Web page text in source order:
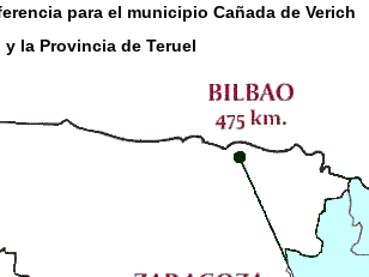
para el municipio Cañada de Verich
y la Provincia de Teruel